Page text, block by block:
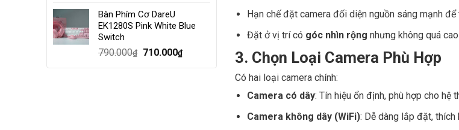
was:
210.000₫.195.000₫.
Bàn Phím Cơ DareU
EK1280S Pink White Blue
Switch
790.000₫
Original
710.000₫Current
Hạn chế đặt camera đối diện nguồn sáng mạnh để
Đặt ở vị trí có góc nhìn rộng nhưng không quá
3. Chọn Loại Camera Phù Hợp
Có hai loại camera chính:
Camera có dây: Tín hiệu ổn định, phù hợp cho hệ
Camera không dây (WiFi): Dễ dàng lắp đặt, thích